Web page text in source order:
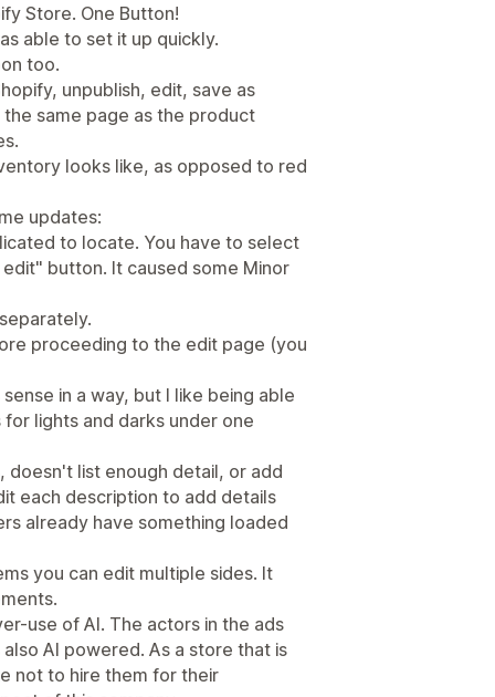
Store. One Button!
able to set it up quickly.
too.
unpublish, edit, save as
same page as the product
looks like, as opposed to red
updates:
to locate. You have to select
button. It caused some Minor
proceeding to the edit page (you
in a way, but I like being able
lights and darks under one
list enough detail, or add
each description to add details
already have something loaded
you can edit multiple sides. It
use of AI. The actors in the ads
AI powered. As a store that is
not to hire them for their